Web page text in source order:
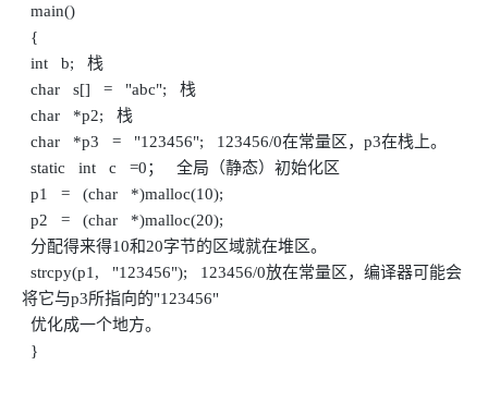
main()
{
int b; 栈
char s[] = "abc"; 栈
char *p2; 栈
char *p3 = "123456"; 123456/0在常量区，p3在栈上。
static int c =0； 全局（静态）初始化区
p1 = (char *)malloc(10);
p2 = (char *)malloc(20);
分配得来得10和20字节的区域就在堆区。
strcpy(p1, "123456"); 123456/0放在常量区，编译器可能会
将它与p3所指向的"123456"
优化成一个地方。
}